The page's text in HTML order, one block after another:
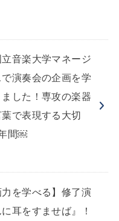
立音楽大学マネージ
演奏会の企画を学
した！専攻の楽器
で表現する大切
間￼
力を学べる】修了演
耳をすませば』！